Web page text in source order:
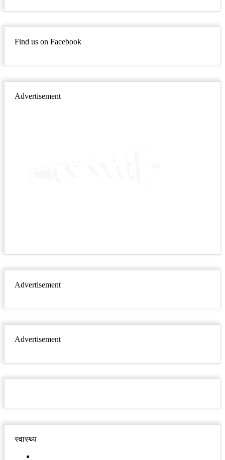
Find us on Facebook
Advertisement
Advertisement
Advertisement
स्वास्थ्य